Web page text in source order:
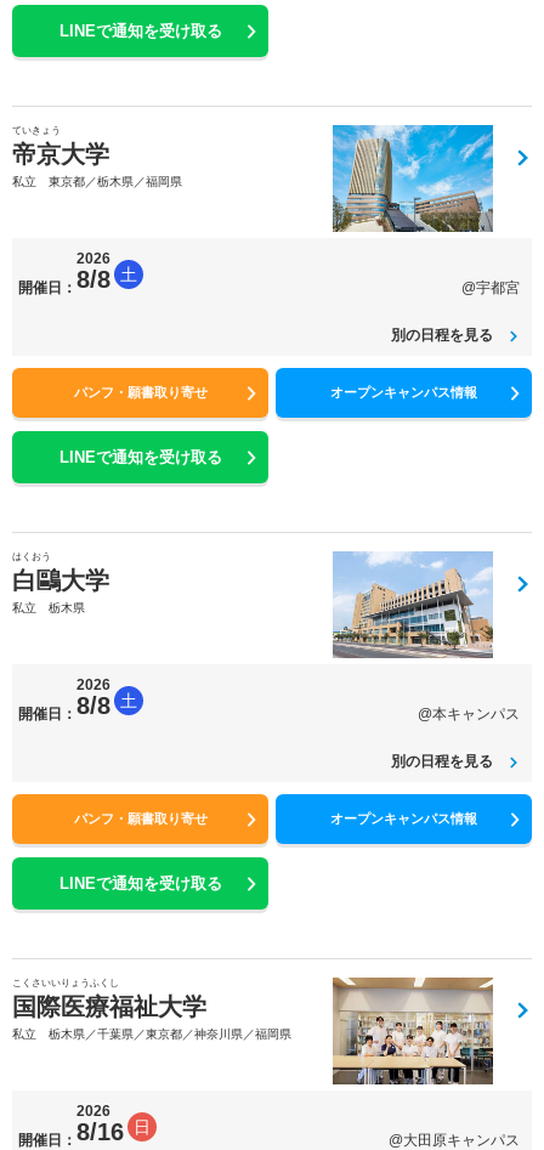
LINEで通知を受け取る
ていきょう
帝京大学
私立 東京都／栃木県／福岡県
開催日：
2026
8/8 土
@宇都宮
別の日程を見る
パンフ・願書取り寄せ オープンキャンパス情報
LINEで通知を受け取る
はくおう
白鷗大学
私立 栃木県
開催日：
2026
8/8 土
@本キャンパス
別の日程を見る
パンフ・願書取り寄せ オープンキャンパス情報
LINEで通知を受け取る
こくさいいりょうふくし
国際医療福祉大学
私立 栃木県／千葉県／東京都／神奈川県／福岡県
開催日：
2026
8/16 日
@大田原キャンパス